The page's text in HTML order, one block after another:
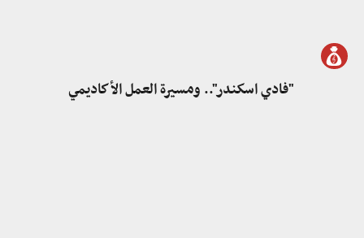
"فادي اسكندر".. ومسيرة العمل الأكاديمي